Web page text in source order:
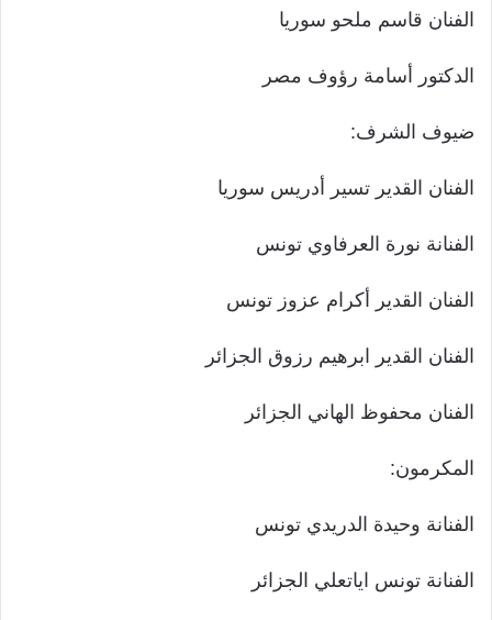
الفنان قاسم ملحو سوريا
الدكتور أسامة رؤوف مصر
ضيوف الشرف:
الفنان القدير تسير أدريس سوريا
الفنانة نورة العرفاوي تونس
الفنان القدير أكرام عزوز تونس
الفنان القدير ابرهيم رزوق الجزائر
الفنان محفوظ الهاني الجزائر
المكرمون:
الفنانة وحيدة الدريدي تونس
الفنانة تونس اياتعلي الجزائر